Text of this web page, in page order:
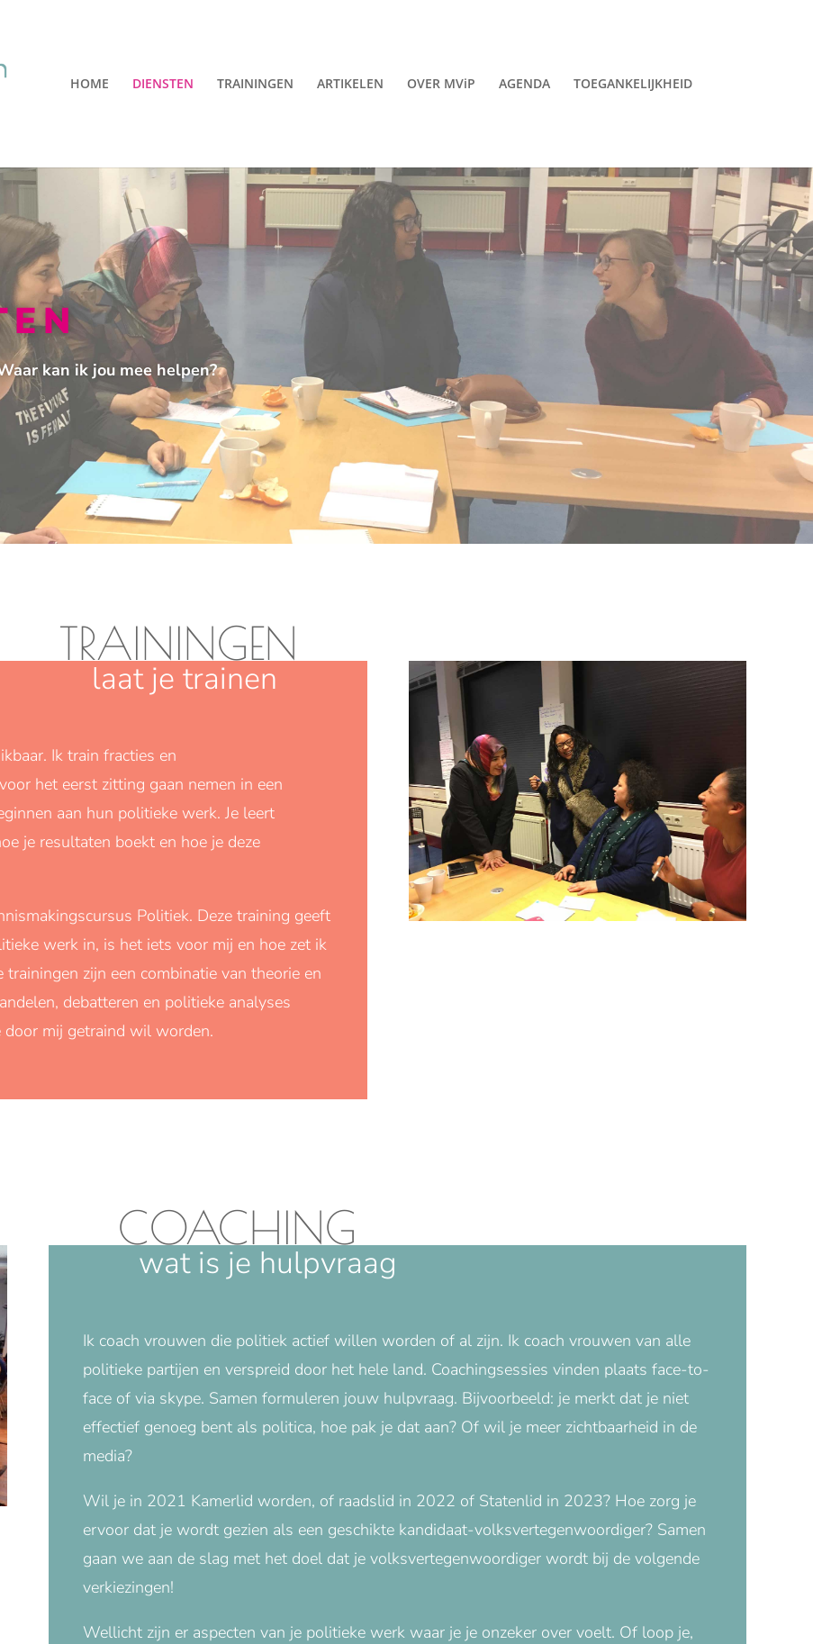
HOME DIENSTEN TRAININGEN ARTIKELEN OVER MViP AGENDA TOEGANKELIJKHEID
kan ik jou mee helpen?
TRAININGEN
laat je trainen
Ik train fracties en
het eerst zitting gaan nemen in een
aan hun politieke werk. Je leert
je resultaten boekt en hoe je deze
Politiek. Deze training geeft
werk in, is het iets voor mij en hoe zet ik
zijn een combinatie van theorie en
debatteren en politieke analyses
mij getraind wil worden.
COACHING
wat is je hulpvraag
Ik coach vrouwen die politiek actief willen worden of al zijn. Ik coach vrouwen van alle
politieke partijen en verspreid door het hele land. Coachingsessies vinden plaats face-to-
face of via skype. Samen formuleren jouw hulpvraag. Bijvoorbeeld: je merkt dat je niet
effectief genoeg bent als politica, hoe pak je dat aan? Of wil je meer zichtbaarheid in de
media?
Wil je in 2021 Kamerlid worden, of raadslid in 2022 of Statenlid in 2023? Hoe zorg je
ervoor dat je wordt gezien als een geschikte kandidaat-volksvertegenwoordiger? Samen
gaan we aan de slag met het doel dat je volksvertegenwoordiger wordt bij de volgende
verkiezingen!
Wellicht zijn er aspecten van je politieke werk waar je je onzeker over voelt. Of loop je,